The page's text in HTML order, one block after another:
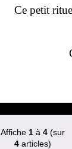
Ce petit
Affiche 1à 4(sur
4articles)